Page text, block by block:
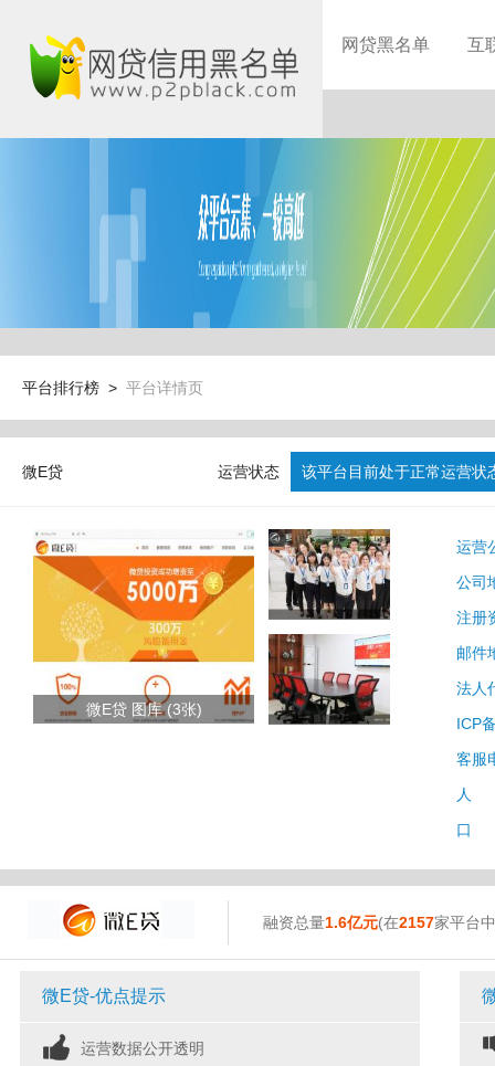
网贷黑名单 互
平台排行榜 > 平台详情页
微E贷 运营状态 该平台目前处于正常运营状
微E贷 图库 (3张)
运营
公司
注册
邮件
法人
ICP
客服
人
口
融资总量1.6亿元(在2157家平台
微E贷-优点提示
运营数据公开透明